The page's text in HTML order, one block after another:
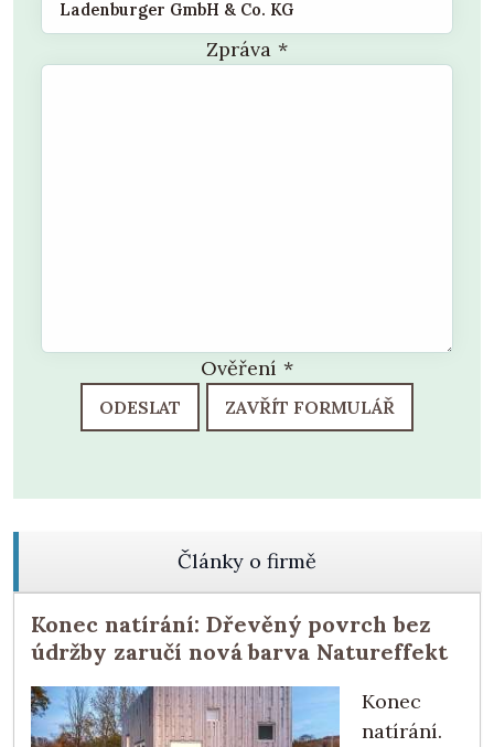
Zpráva *
Ověření *
ODESLAT ZAVŘÍT FORMULÁŘ
Články o firmě
Konec natírání: Dřevěný povrch bez
údržby zaručí nová barva Natureffekt
Konec
natírání.